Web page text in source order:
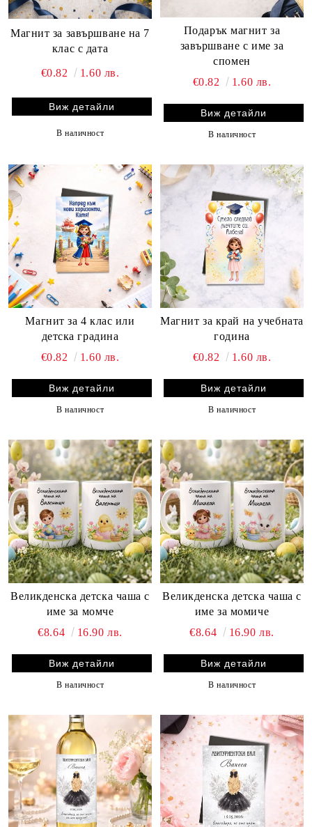
Магнит за завършване на 7
клас с дата
€0.82 1.60 лв.
Виж детайли
В наличност
Подарък магнит за
завършване с име за
спомен
€0.82
1.60 лв.
Виж детайли
В наличност
Магнит за 4 клас или
детска градина
€0.82
1.60 лв.
Виж детайли
В наличност
Магнит за край на учебната
година
€0.82
1.60 лв.
Виж детайли
В наличност
Великденска детска чаша с
име за момче
€8.64
16.90 лв.
Виж детайли
В наличност
Великденска детска чаша с
име за момиче
€8.64
16.90 лв.
Виж детайли
В наличност